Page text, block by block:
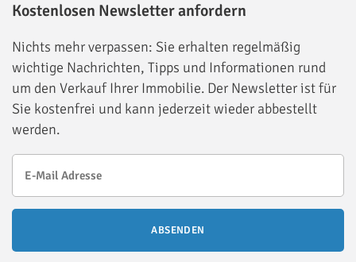
Kostenlosen Newsletter anfordern
Nichts mehr verpassen: Sie erhalten regelmäßig
wichtige Nachrichten, Tipps und Informationen rund
um den Verkauf Ihrer Immobilie. Der Newsletter ist für
Sie kostenfrei und kann jederzeit wieder abbestellt
werden.
ABSENDEN